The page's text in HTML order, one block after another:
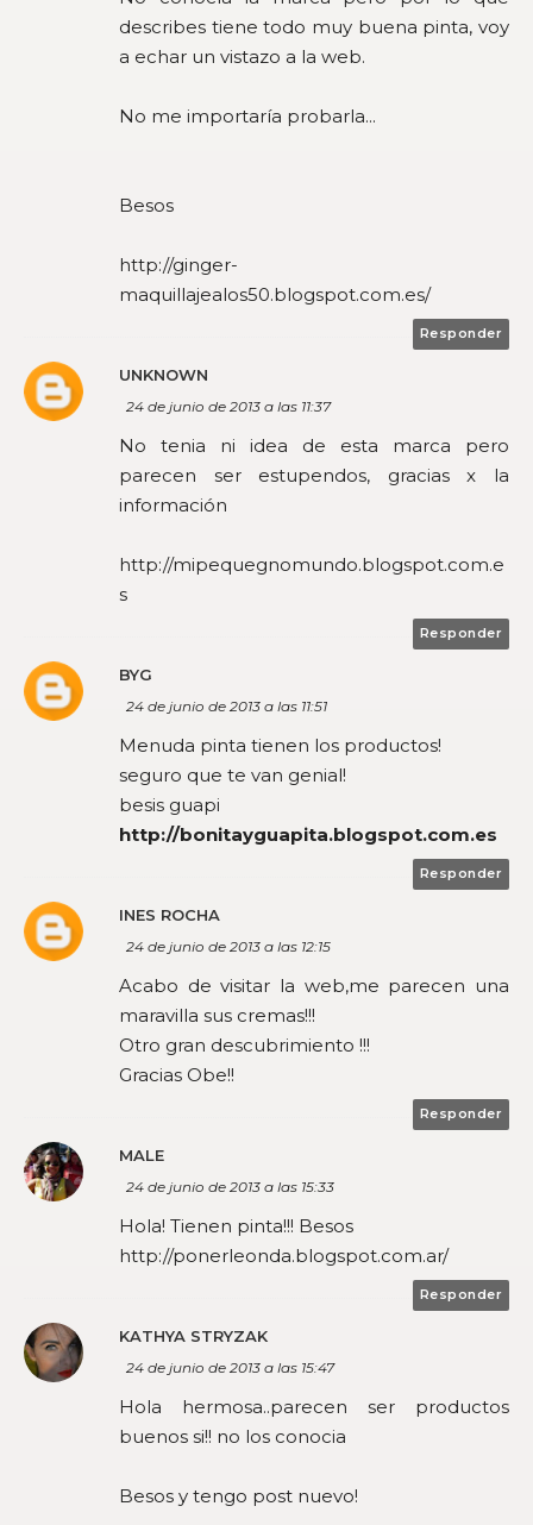
describes tiene todo muy buena pinta, voy
a echar un vistazo a la web.
No me importaría probarla...
Besos
http://ginger-
maquillajealos50.blogspot.com.es/
Responder
UNKNOWN
24 de junio de 2013 a las 11:37
No tenia ni idea de esta marca pero
parecen ser estupendos, gracias x la
información
http://mipequegnomundo.blogspot.com.e
s
Responder
BYG
24 de junio de 2013 a las 11:51
Menuda pinta tienen los productos!
seguro que te van genial!
besis guapi
http://bonitayguapita.blogspot.com.es
Responder
INES ROCHA
24 de junio de 2013 a las 12:15
Acabo de visitar la web,me parecen una
maravilla sus cremas!!!
Otro gran descubrimiento !!!
Gracias Obe!!
Responder
MALE
24 de junio de 2013 a las 15:33
Hola! Tienen pinta!!! Besos
http://ponerleonda.blogspot.com.ar/
Responder
KATHYA STRYZAK
24 de junio de 2013 a las 15:47
Hola hermosa..parecen ser productos
buenos si!! no los conocia
Besos y tengo post nuevo!